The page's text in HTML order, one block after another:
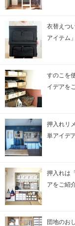
衣替えつ
アイテム
すのこを
イデアを
押入れリ
単アイデ
押入れは
アをご紹
団地のお